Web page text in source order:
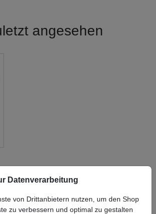
angesehen
Datenverarbeitung
von Drittanbietern nutzen, um den Shop
zu verbessern und optimal zu gestalten